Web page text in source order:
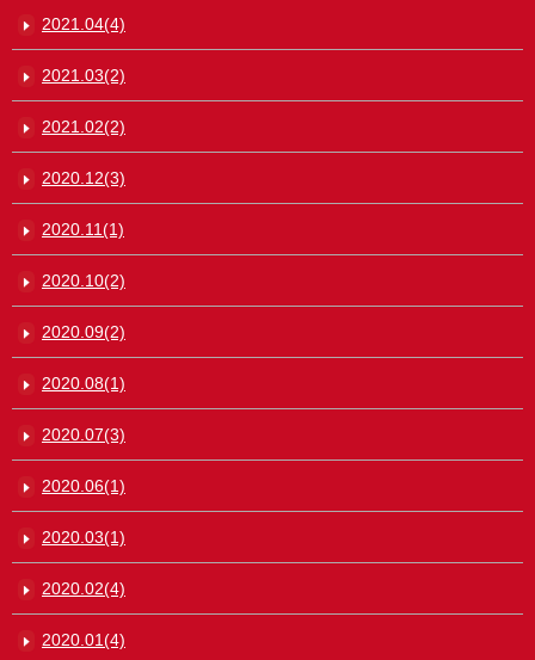
2021.04(4)
2021.03(2)
2021.02(2)
2020.12(3)
2020.11(1)
2020.10(2)
2020.09(2)
2020.08(1)
2020.07(3)
2020.06(1)
2020.03(1)
2020.02(4)
2020.01(4)